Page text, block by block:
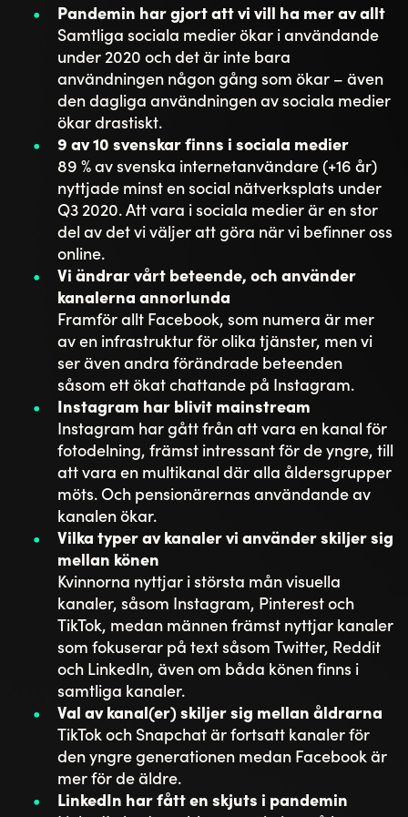
Pandemin har gjort att vi vill ha mer av allt
Samtliga sociala medier ökar i användande
under 2020 och det är inte bara
användningen någon gång som ökar – även
den dagliga användningen av sociala medier
ökar drastiskt.
9 av 10 svenskar finns i sociala medier
89 % av svenska internetanvändare (+16 år)
nyttjade minst en social nätverksplats under
Q3 2020. Att vara i sociala medier är en stor
del av det vi väljer att göra när vi befinner oss
online.
Vi ändrar vårt beteende, och använder
kanalerna annorlunda
Framför allt Facebook, som numera är mer
av en infrastruktur för olika tjänster, men vi
ser även andra förändrade beteenden
såsom ett ökat chattande på Instagram.
Instagram har blivit mainstream
Instagram har gått från att vara en kanal för
fotodelning, främst intressant för de yngre, till
att vara en multikanal där alla åldersgrupper
möts. Och pensionärernas användande av
kanalen ökar.
Vilka typer av kanaler vi använder skiljer sig
mellan könen
Kvinnorna nyttjar i största mån visuella
kanaler, såsom Instagram, Pinterest och
TikTok, medan männen främst nyttjar kanaler
som fokuserar på text såsom Twitter, Reddit
och LinkedIn, även om båda könen finns i
samtliga kanaler.
Val av kanal(er) skiljer sig mellan åldrarna
TikTok och Snapchat är fortsatt kanaler för
den yngre generationen medan Facebook är
mer för de äldre.
LinkedIn har fått en skjuts i pandemin